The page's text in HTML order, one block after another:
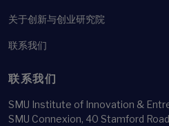
关于创新与创业研究院
联系我们
联系我们
SMU Institute of Innovation &
SMU Connexion, 40 Stamford